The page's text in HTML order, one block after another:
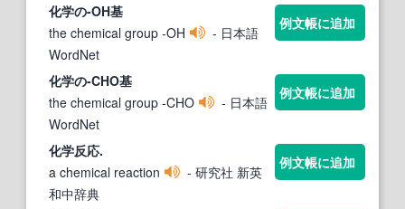
化学の-OH基
the chemical group -OH
- 日本語
WordNet
例文帳に追加
化学の-CHO基
the chemical group -CHO
- 日本語
WordNet
例文帳に追加
化学反応.
a chemical reaction
- 研究社 新英
和中辞典
例文帳に追加